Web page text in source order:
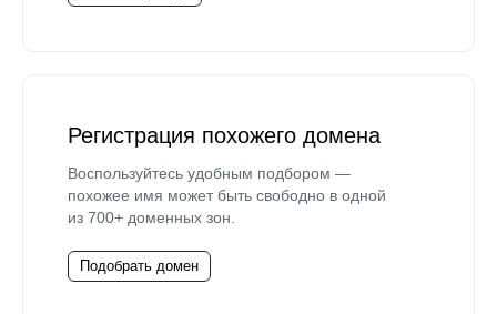
Регистрация похожего домена
Воспользуйтесь удобным подбором —
похожее имя может быть свободно в одной
из 700+ доменных зон.
Подобрать домен